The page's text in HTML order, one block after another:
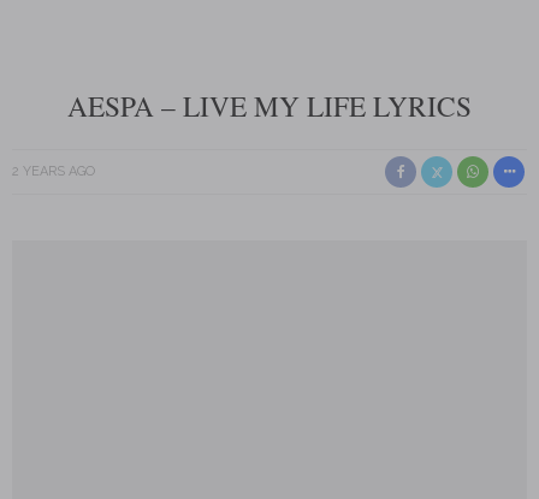
AESPA – LIVE MY LIFE LYRICS
2 YEARS AGO